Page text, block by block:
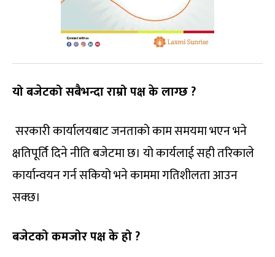
यो बजेटको सबैभन्दा राम्रो पक्ष के लाग्छ ?
सरकारी कार्यालयबाट जनताको काम समयमा भएन भने
क्षतिपूर्ति दिने नीति बजेटमा छ। यो कार्यलाई सही तरिकाले
कार्यान्वयन गर्न सकियो भने काममा गतिशीलता आउन
सक्छ।
बजेटको कमजोर पक्ष के हो ?